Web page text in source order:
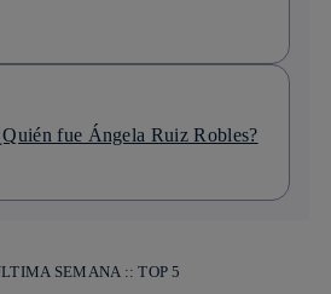
fue Ángela Ruiz Robles?
SEMANA :: TOP 5